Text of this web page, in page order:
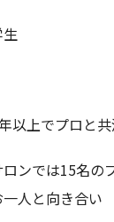
以上でプロと
ンでは15名の
人と向き合い